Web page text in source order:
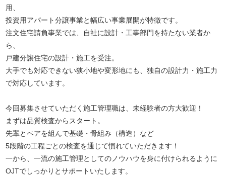
用、
投資用アパート分譲事業と幅広い事業展開が特徴です。
注文住宅請負事業では、自社に設計・工事部門を持たない業者か
ら、
戸建分譲住宅の設計・施工を受注。
大手でも対応できない狭小地や変形地にも、独自の設計力・施工力
で対応しています。
今回募集させていただく施工管理職は、未経験者の方大歓迎！
まずは品質検査からスタート。
先輩とペアを組んで基礎・骨組み（構造）など
5段階の工程ごとの検査を通じて慣れていただきます！
一から、一流の施工管理としてのノウハウを身に付けられるように
OJTでしっかりとサポートいたします。